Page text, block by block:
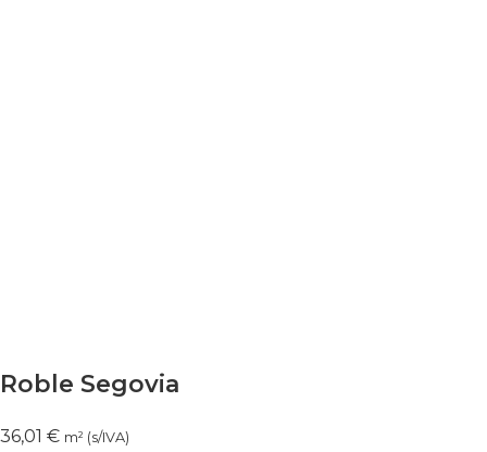
Roble Segovia
36,01 € m² (s/IVA)